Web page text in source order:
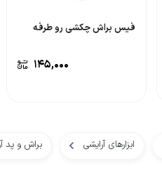
فیس براش چکشی رو طرفه
۱۴۵,۰۰۰
ابزارهای آرایشی براش و پد